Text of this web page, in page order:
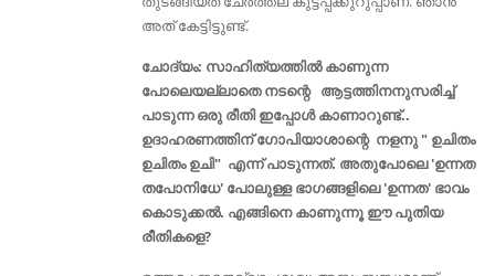
അത് കേട്ടിട്ടുണ്ട്.
ചോദ്യം: സാഹിത്യത്തില്‍ കാണുന്ന
പോലെയല്ലാതെ നടന്റെ ആട്ടത്തിനനുസരിച്ച്
പാടുന്ന ഒരു രീതി ഇപ്പോൾ കാണാറുണ്ട്‌..
ഉദാഹരണത്തിന് ഗോപിയാശാന്റെ നളനു " ഉചിതം
ഉചിതം ഉചി" എന്ന് പാടുന്നത്. അതുപോലെ 'ഉന്നത
തപോനിധേ' പോലുള്ള ഭാഗങ്ങളിലെ 'ഉന്നത' ഭാവം
കൊടുക്കൽ. എങ്ങിനെ കാണുന്നൂ ഈ പുതിയ
രീതികളെ?